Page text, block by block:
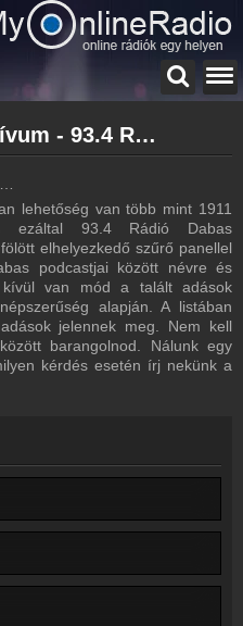
93.4 Rádió Dabas archívum - 93.4 Rádió Dabas podcasts - 93.4 Rádió Dabas visszahallgatás
lehetőség van több mint 1911
ezáltal 93.4 Rádió Dabas
elhelyezkedő szűrő panellel
podcastjai között névre és
van mód a talált adások
alapján. A listában
jelennek meg. Nem kell
barangolnod. Nálunk egy
kérdés esetén írj nekünk a